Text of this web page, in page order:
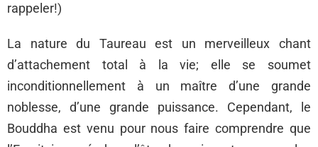
rappeler!)
La nature du Taureau est un merveilleux chant
d’attachement total à la vie; elle se soumet
inconditionnellement à un maître d’une grande
noblesse, d’une grande puissance. Cependant, le
Bouddha est venu pour nous faire comprendre que